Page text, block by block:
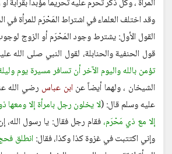
وقد اختلف العلماء في اشتراط المَحْرَم للمرأة في
القول الأول: يشترط وجود المَحْرَم أو الزوج
قول الحنفية والحنابلة، لقول النبي صلى الله
تؤمن بالله واليوم الآخر أن تسافر مسيرة يوم
الشيخان ، ولهما أيضاً عنابن عباس رضي الله
عليه وسلم قال: (لا يخلون رجل بامرأة إلا ومعها
إلا مع ذي مَحْرَم،فقام رجل فقال: يا رسول
وإني اكتتبت في غزوة كذا وكذا، فقال:انطلق